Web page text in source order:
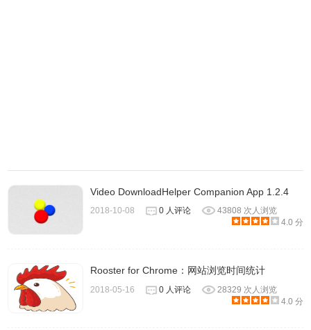
Video DownloadHelper Companion App 1.2.4
2018-10-08 0 人评论
43808 次人浏览
4.0 分
Rooster for Chrome：网站浏览时间统计
2018-05-16 0 人评论
28329 次人浏览
4.0 分